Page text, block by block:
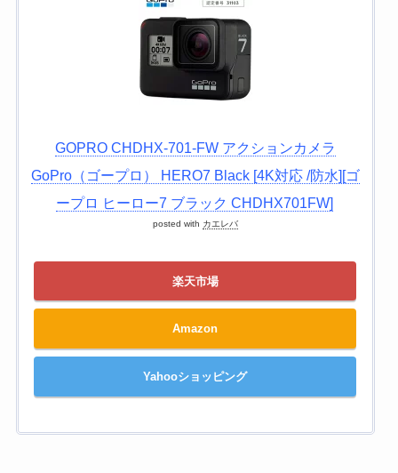
GOPRO CHDHX-701-FW アクションカメラ
GoPro（ゴープロ） HERO7 Black [4K対応 /防水][ゴ
ープロ ヒーロー7 ブラック CHDHX701FW]
posted with カエレバ
楽天市場
Amazon
Yahooショッピング